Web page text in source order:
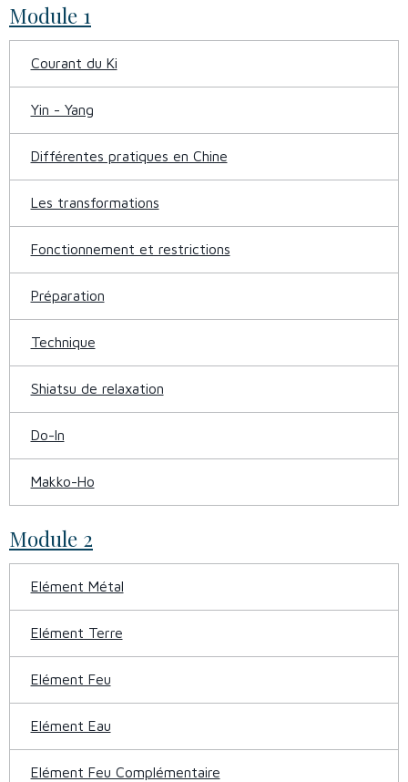
Module 1
Courant du Ki
Yin - Yang
Différentes pratiques en Chine
Les transformations
Fonctionnement et restrictions
Préparation
Technique
Shiatsu de relaxation
Do-In
Makko-Ho
Module 2
Elément Métal
Elément Terre
Elément Feu
Elément Eau
Elément Feu Complémentaire